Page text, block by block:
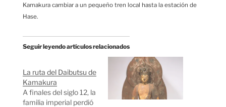
Kamakura cambiar a un pequeño tren local hasta la estación de
Hase.
Seguir leyendo artículos relacionados
La ruta del Daibutsu de
Kamakura
A finales del siglo 12, la
familia imperial perdió